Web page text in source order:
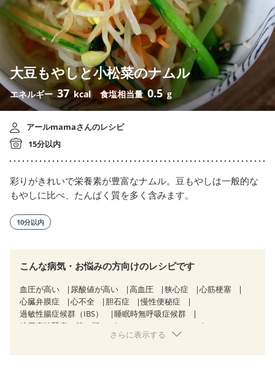
大豆もやしと小松菜のナムル
エネルギー 37 kcal 食塩相当量0.5 g
アールmamaさんのレシピ
15分以内
彩りがきれいで栄養素が豊富なナムル。豆もやしは一般的な
もやしに比べ、たんぱく質を多く含みます。
10分以内
こんな病気・お悩みの方向けのレシピです
血圧が高い 尿酸値が高い 高血圧 狭心症
心筋梗塞
心臓弁膜症
心不全 胆石症
慢性便秘症
過敏性腸症候群（IBS）
睡眠時無呼吸症候群
糖尿病性腎症（第３期）
CKD（ステージ３a）
透析
乳がん（抗がん剤治療中）
さらに表示する